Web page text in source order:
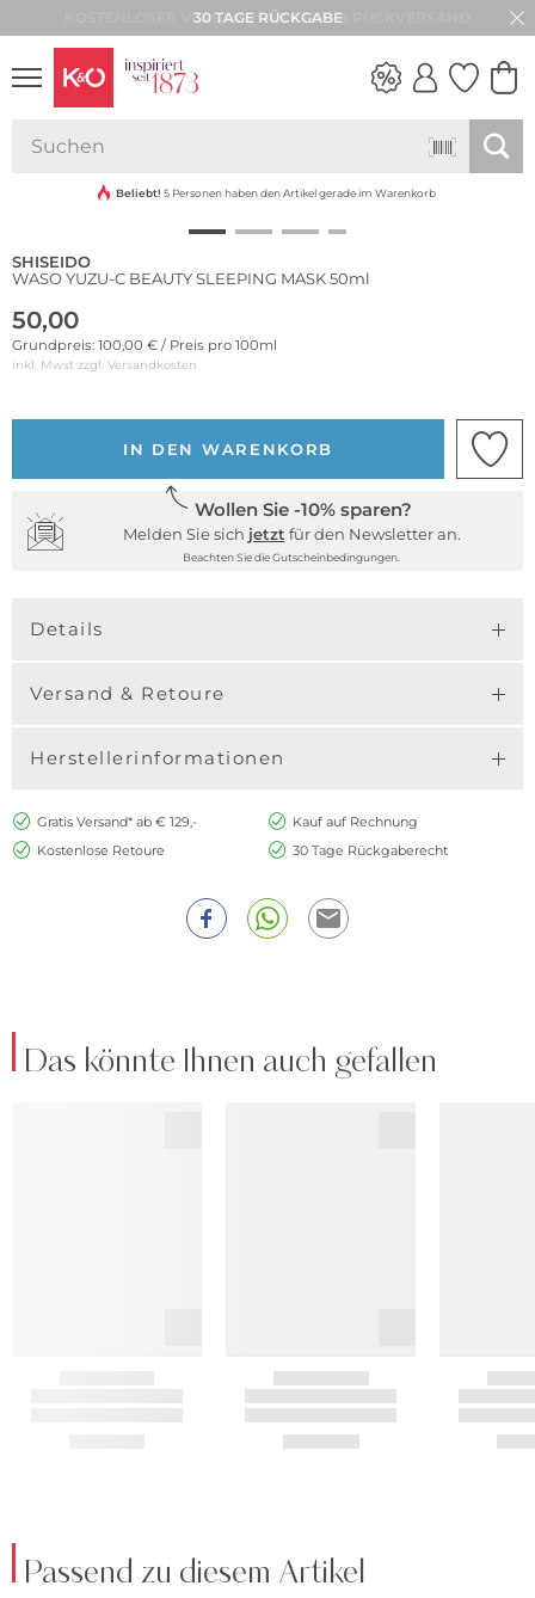
30 TAGE RÜCKGABE
VIBES
Beliebt! 5 Personen haben den Artikel gerade im Warenkorb
SHISEIDO
WASO YUZU-C BEAUTY SLEEPING MASK 50ml
50,00
Grundpreis: 100,00 € / Preis pro 100ml
inkl. Mwst zzgl. Versandkosten
IN DEN WARENKORB
Wollen Sie -10% sparen?
Melden Sie sich jetzt für den Newsletter an.
Beachten Sie die Gutscheinbedingungen.
Details
Versand & Retoure
Herstellerinformationen
Gratis Versand* ab € 129,-
Kauf auf Rechnung
Kostenlose Retoure
30 Tage Rückgaberecht
Das könnte Ihnen auch gefallen
Passend zu diesem Artikel